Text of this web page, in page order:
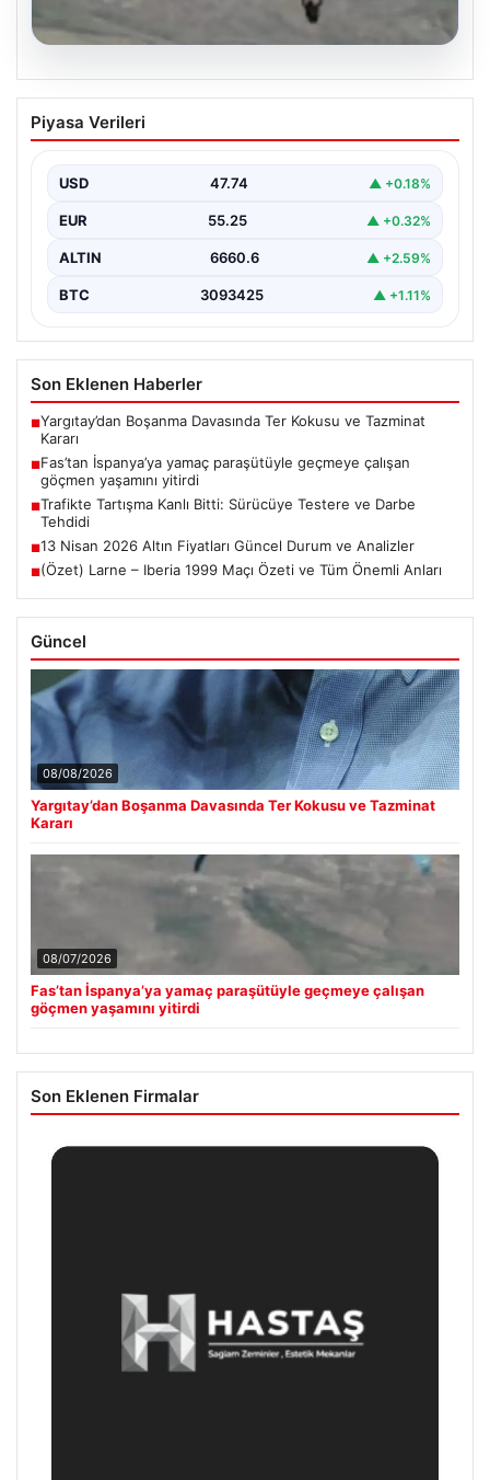
07.08.2026
Fas’tan İspanya’ya yamaç paraşütüyle
geçmeye çalışan göçmen yaşamını
{ "title": "Fas'tan İspanya'ya Yamaç Paraşütüyle
"content": "Fas ile…
Piyasa Verileri
USD 47.74 ▲ +0.18%
EUR 55.25 ▲ +0.32%
ALTIN 6660.6 ▲ +2.59%
BTC 3093425 ▲ +1.11%
Son Eklenen Haberler
■Yargıtay’dan Boşanma Davasında Ter Kokusu ve Tazminat
Kararı
■Fas’tan İspanya’ya yamaç paraşütüyle geçmeye çalışan
göçmen yaşamını yitirdi
■Trafikte Tartışma Kanlı Bitti: Sürücüye Testere ve Darbe
Tehdidi
■13 Nisan 2026 Altın Fiyatları Güncel Durum ve Analizler
■(Özet) Larne – Iberia 1999 Maçı Özeti ve Tüm Önemli Anları
Güncel
08/08/2026
Yargıtay’dan Boşanma Davasında Ter Kokusu ve Tazminat
Kararı
08/07/2026
Fas’tan İspanya’ya yamaç paraşütüyle geçmeye çalışan
göçmen yaşamını yitirdi
Son Eklenen Firmalar